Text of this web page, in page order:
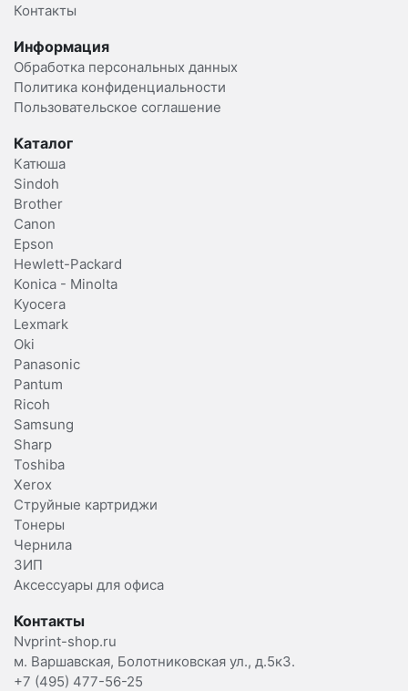
Контакты
Информация
Обработка персональных данных
Политика конфиденциальности
Пользовательское соглашение
Каталог
Катюша
Sindoh
Brother
Canon
Epson
Hewlett-Packard
Konica - Minolta
Kyocera
Lexmark
Oki
Panasonic
Pantum
Ricoh
Samsung
Sharp
Toshiba
Xerox
Струйные картриджи
Тонеры
Чернила
ЗИП
Аксессуары для офиса
Контакты
Nvprint-shop.ru
м. Варшавская, Болотниковская ул., д.5к3.
+7 (495) 477-56-25